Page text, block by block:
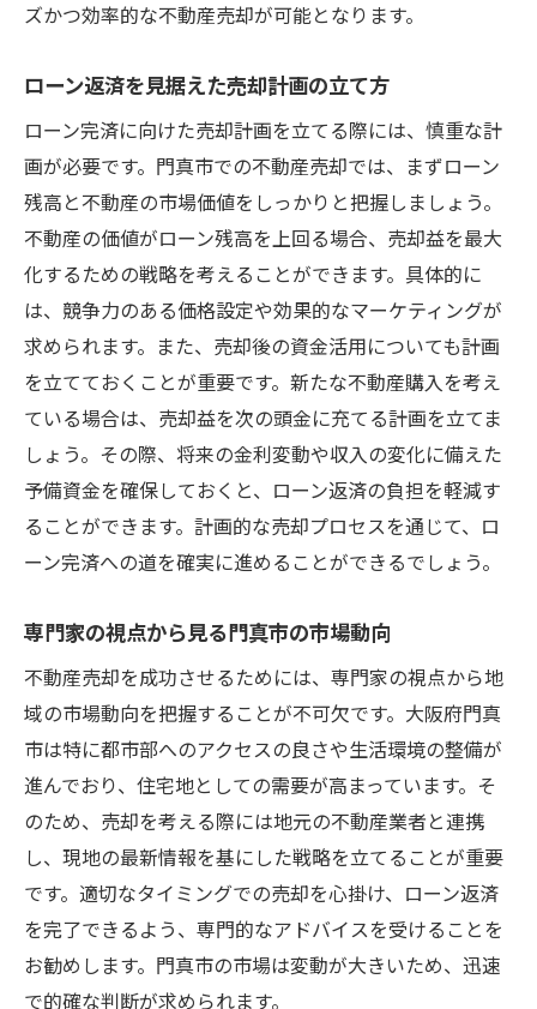
方法
門真市での不動産売却を成功に導く具体的ステ
ップ
売却成功に向けた具体的なステップの実行
門真市での売却を円滑に進めるための手順
売却計画を具現化するための具体的行動
効果的なマーケティング戦略で売却を加速
買い手の興味を引くためのステージングテ
クニック
売却プロセスを成功に導くための具体策
不動産売却の秘訣を知ってローン完済を現実に
プロが教える売却成功の秘訣とは
ローン完済に近づくための売却のコツ
ローン負担を軽減するための売却テクニッ
ク
成功事例から学ぶ売却の秘訣
売却をスムーズに進めるための秘訣公開
門真市の専門家が教える不動産売却のコツ
門真市のプロが教える売却成功のポイント
専門家の視点から見る売却の効果的なコツ
ローン完済を実現するためのプロのアドバ
イス
門真市での売却を成功させるための専門的
ズかつ効率的な不動産売却が可能となります。
ローン返済を見据えた売却計画の立て方
ローン完済に向けた売却計画を立てる際には、慎重な計
画が必要です。門真市での不動産売却では、まずローン
残高と不動産の市場価値をしっかりと把握しましょう。
不動産の価値がローン残高を上回る場合、売却益を最大
化するための戦略を考えることができます。具体的に
は、競争力のある価格設定や効果的なマーケティングが
求められます。また、売却後の資金活用についても計画
を立てておくことが重要です。新たな不動産購入を考え
ている場合は、売却益を次の頭金に充てる計画を立てま
しょう。その際、将来の金利変動や収入の変化に備えた
予備資金を確保しておくと、ローン返済の負担を軽減す
ることができます。計画的な売却プロセスを通じて、ロ
ーン完済への道を確実に進めることができるでしょう。
専門家の視点から見る門真市の市場動向
不動産売却を成功させるためには、専門家の視点から地
域の市場動向を把握することが不可欠です。大阪府門真
市は特に都市部へのアクセスの良さや生活環境の整備が
進んでおり、住宅地としての需要が高まっています。そ
のため、売却を考える際には地元の不動産業者と連携
し、現地の最新情報を基にした戦略を立てることが重要
です。適切なタイミングでの売却を心掛け、ローン返済
を完了できるよう、専門的なアドバイスを受けることを
お勧めします。門真市の市場は変動が大きいため、迅速
で的確な判断が求められます。